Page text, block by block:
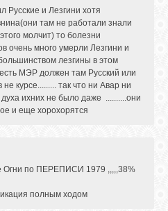
Русские и Лезгини хотя
там не работали знали
молчит) то болезни
очень много умерли Лезгини и
лезгины в этом
МЭР должен там Русский или
курсе......... так что ни Авар ни
ихних не было даже ..........они
и еще хорохорятся
Огни по ПЕРЕПИСИ 1979 ,,,,,38%
полным ходом